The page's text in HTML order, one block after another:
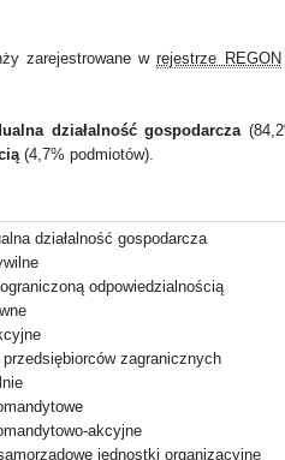
zarejestrowane wrejestrze REGON
działalność gospodarcza
(4,7% podmiotów).
działalność gospodarcza
odpowiedzialnością
przedsiębiorców zagranicznych
akcyjne
jednostki organizacyjne